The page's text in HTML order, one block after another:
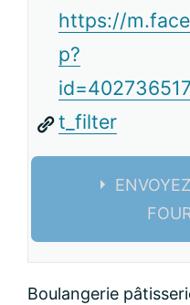
https://
p?
t_filter
Boulangerie